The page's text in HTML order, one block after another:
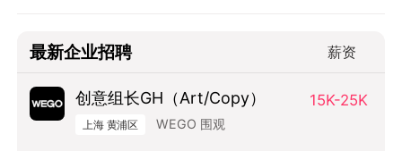
最新企业招聘 薪资
创意组长GH（Art/Copy） 15K-25K
上海 黄浦区 WEGO 围观